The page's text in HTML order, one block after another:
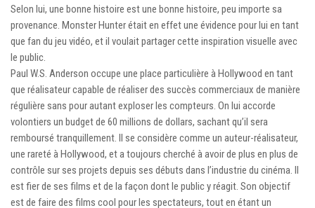
Selon lui, une bonne histoire est une bonne histoire, peu importe sa
provenance. Monster Hunter était en effet une évidence pour lui en tant
que fan du jeu vidéo, et il voulait partager cette inspiration visuelle avec
le public.
Paul W.S. Anderson occupe une place particulière à Hollywood en tant
que réalisateur capable de réaliser des succès commerciaux de manière
régulière sans pour autant exploser les compteurs. On lui accorde
volontiers un budget de 60 millions de dollars, sachant qu’il sera
remboursé tranquillement. Il se considère comme un auteur-réalisateur,
une rareté à Hollywood, et a toujours cherché à avoir de plus en plus de
contrôle sur ses projets depuis ses débuts dans l’industrie du cinéma. Il
est fier de ses films et de la façon dont le public y réagit. Son objectif
est de faire des films cool pour les spectateurs, tout en étant un